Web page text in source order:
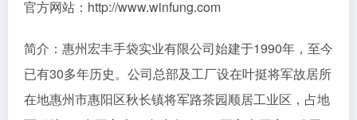
官方网站：http://www.winfung.com
简介：惠州宏丰手袋实业有限公司始建于1990年，至今
已有30多年历史。公司总部及工厂设在叶挺将军故居所
在地惠州市惠阳区秋长镇将军路茶园顺居工业区，占地